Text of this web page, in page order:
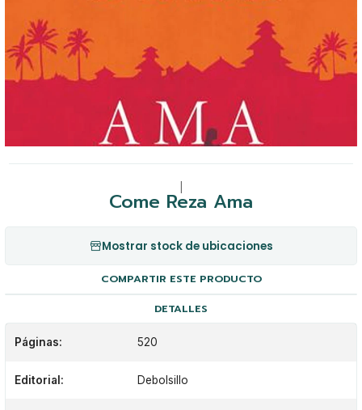
Come Reza Ama
Mostrar stock de ubicaciones
COMPARTIR ESTE PRODUCTO
DETALLES
Páginas: 520
Editorial: Debolsillo